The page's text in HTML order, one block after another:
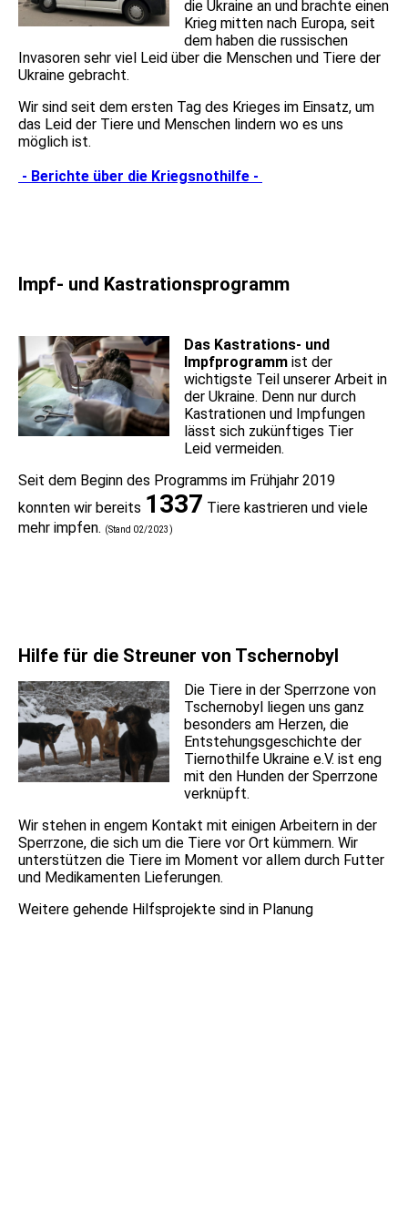
die Ukraine an und brachte einen
Krieg mitten nach Europa, seit
dem haben die russischen
Invasoren sehr viel Leid über die Menschen und Tiere der
Ukraine gebracht.
Wir sind seit dem ersten Tag des Krieges im Einsatz, um
das Leid der Tiere und Menschen lindern wo es uns
möglich ist.
- Berichte über die Kriegsnothilfe -
Impf- und Kastrationsprogramm
Das Kastrations- und
Impfprogrammist der
wichtigste Teil unserer Arbeit in
der Ukraine. Denn nur durch
Kastrationen und Impfungen
lässt sich zukünftiges Tier
Leid vermeiden.
Seit dem Beginn des Programms im Frühjahr 2019
konnten wir bereits 1337 Tiere kastrieren und viele
mehr impfen. (Stand 02/2023)
Hilfe für die Streuner von Tschernobyl
Die Tiere in der Sperrzone von
Tschernobyl liegen uns ganz
besonders am Herzen, die
Entstehungsgeschichte der
Tiernothilfe Ukraine e.V. ist eng
mit den Hunden der Sperrzone
verknüpft.
Wir stehen in engem Kontakt mit einigen Arbeitern in der
Sperrzone, die sich um die Tiere vor Ort kümmern. Wir
unterstützen die Tiere im Moment vor allem durch Futter
und Medikamenten Lieferungen.
Weitere gehende Hilfsprojekte sind in Planung